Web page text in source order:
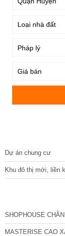
Dự án chung cư
Khu đô thị mới, liền
SHOPHOUSE
MASTERISE CAO